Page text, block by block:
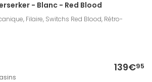
- Blanc - Red Blood
Filaire, Switchs Red Blood, Rétro-
139€95